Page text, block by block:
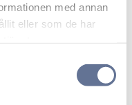
med annan
eller som de har
ska
samma längd